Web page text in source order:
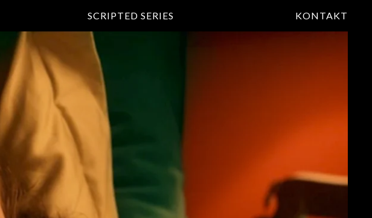
SCRIPTED SERIES KONTAKT